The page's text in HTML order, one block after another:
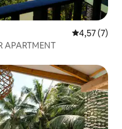
Średnia
4,57 (7)
APARTMENT